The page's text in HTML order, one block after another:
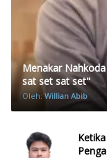
Menakar
sat set sat set"
Oleh:Willian Abib